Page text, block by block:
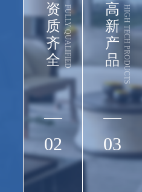
资
质
齐
全 FULLY QUALIFIED
02
高
新
产
品 HIGH TECH PRODUCTS
03